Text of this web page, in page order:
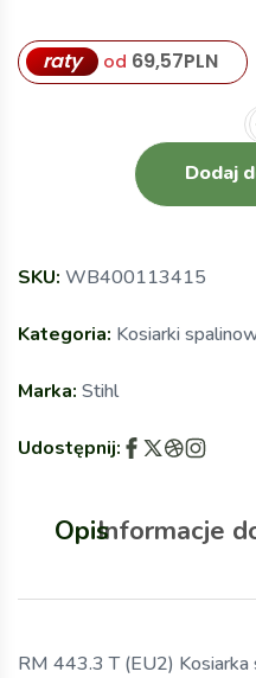
raty od 69,57PLN
Dodaj
SKU: WB400113415
Kategoria: Kosiarki
Marka: Stihl
Udostępnij:
OpisInformacje
RM 443.3 T (EU2) Kosiarka